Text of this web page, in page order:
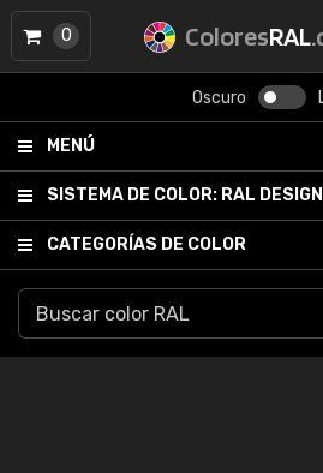
ColoresRAL
Oscuro
MENÚ
SISTEMA DE COLOR: RAL DESIGN
CATEGORÍAS DE COLOR
0